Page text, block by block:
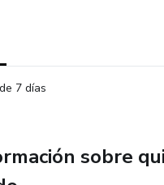
7 días
sobre